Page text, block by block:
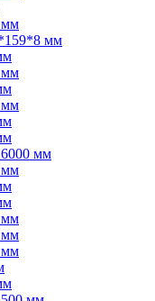
мм
мм
мм
мм
мм
мм
мм
мм
мм